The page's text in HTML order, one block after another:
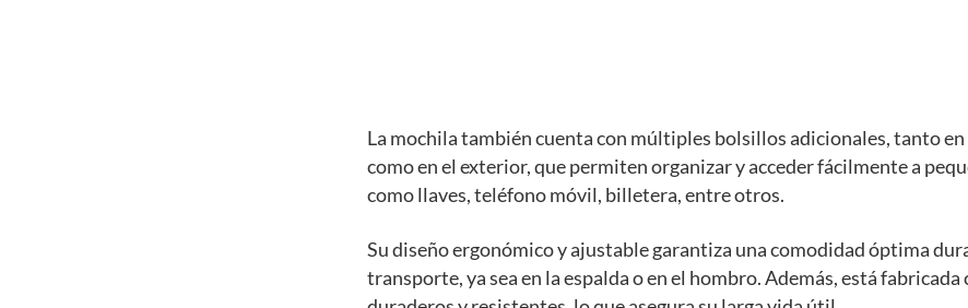
La mochila también cuenta con múltiples bolsillos adicionales, tanto
como en el exterior, que permiten organizar y acceder fácilmente a
como llaves, teléfono móvil, billetera, entre otros.
Su diseño ergonómico y ajustable garantiza una comodidad óptima
transporte, ya sea en la espalda o en el hombro. Además, está